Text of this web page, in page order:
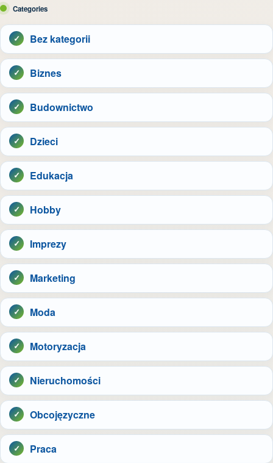
Categories
Bez kategorii
Biznes
Budownictwo
Dzieci
Edukacja
Hobby
Imprezy
Marketing
Moda
Motoryzacja
Nieruchomości
Obcojęzyczne
Praca